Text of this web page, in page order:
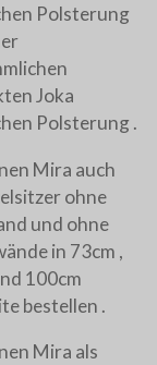
Polsterung
Joka
Polsterung .
Mira auch
ohne
und ohne
in 73cm ,
100cm
bestellen .
Mira als